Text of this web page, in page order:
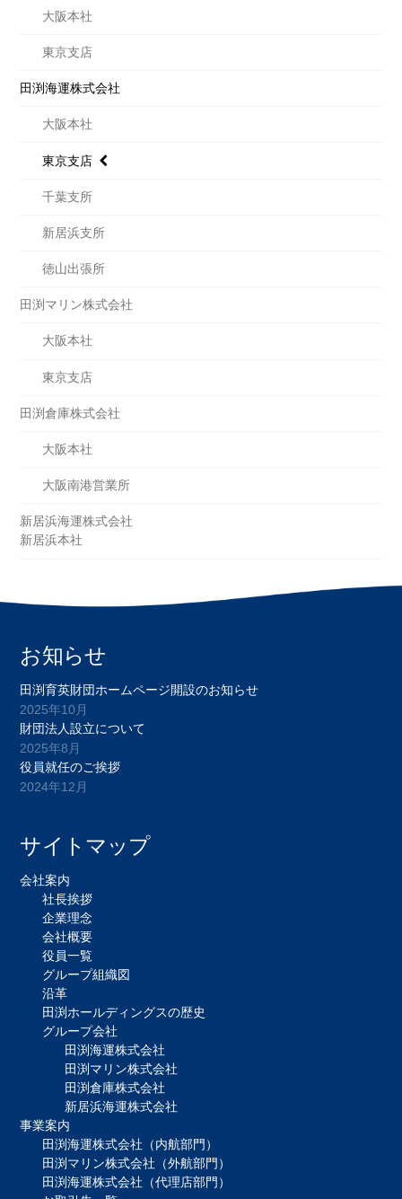
大阪本社
東京支店
田渕海運株式会社
大阪本社
東京支店
千葉支所
新居浜支所
徳山出張所
田渕マリン株式会社
大阪本社
東京支店
田渕倉庫株式会社
大阪本社
大阪南港営業所
新居浜海運株式会社
新居浜本社
お知らせ
田渕育英財団ホームページ開設のお知らせ
2025年10月
財団法人設立について
2025年8月
役員就任のご挨拶
2024年12月
サイトマップ
会社案内
社長挨拶
企業理念
会社概要
役員一覧
グループ組織図
沿革
田渕ホールディングスの歴史
グループ会社
田渕海運株式会社
田渕マリン株式会社
田渕倉庫株式会社
新居浜海運株式会社
事業案内
田渕海運株式会社（内航部門）
田渕マリン株式会社（外航部門）
田渕海運株式会社（代理店部門）